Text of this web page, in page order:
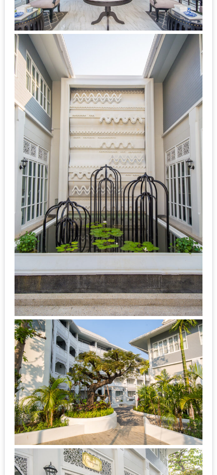
กรรมการ
จาก
THE
DISH
EVENT
ที่
ต้อง
พลาด
สำหรับ
ฤดู
หนาว
นี้
กับ
PING
FAI
FESTIVAL
–
ช็อป
ฟิน
กิน
เพลิน
HFG
E-
NEWS
GAME
(SABAI
SEAFOOD)
HOMEPRO
FAIR
เชียงใหม่